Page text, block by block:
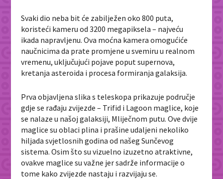
Svaki dio neba bit će zabilježen oko 800 puta,
koristeći kameru od 3200 megapiksela – najveću
ikada napravljenu. Ova moćna kamera omogućiće
naučnicima da prate promjene u svemiru u realnom
vremenu, uključujući pojave poput supernova,
kretanja asteroida i procesa formiranja galaksija.
Prva objavljena slika s teleskopa prikazuje područje
gdje se rađaju zvijezde – Trifid i Lagoon maglice, koje
se nalaze u našoj galaksiji, Mliječnom putu. Ove dvije
maglice su oblaci plina i prašine udaljeni nekoliko
hiljada svjetlosnih godina od našeg Sunčevog
sistema. Osim što su vizuelno izuzetno atraktivne,
ovakve maglice su važne jer sadrže informacije o
tome kako zvijezde nastaju i razvijaju se.